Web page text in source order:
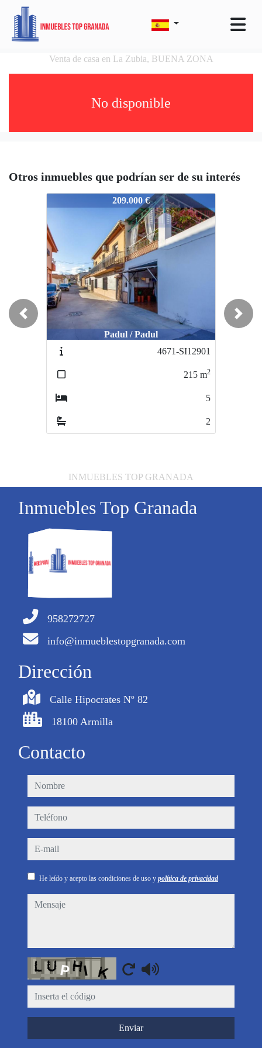
Venta de casa en La Zubia, BUENA ZONA
No disponible
Otros inmuebles que podrían ser de su interés
4818-TULLAVE-019
209.000 €
Padul / Padul
4671-SI12901
215 m2
5
2
Previous Next
INMUEBLES TOP GRANADA
Inmuebles Top Granada
958272727
info@inmueblestopgranada.com
Dirección
Calle Hipocrates Nº 82
18100 Armilla
Contacto
nombre
teléfono
e-mail
He leído y acepto las condiciones de uso y política de privacidad
mensaje
Captcha
Enviar